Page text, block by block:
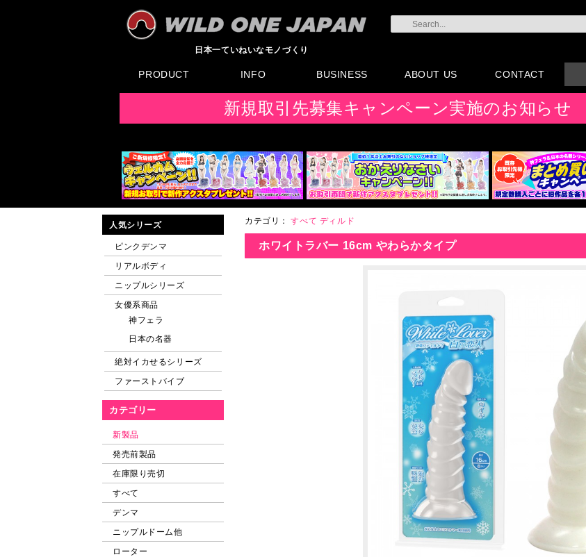
日本一ていねいなモノづくり
PRODUCT INFO
製品情報
お知らせ
イベント・展示会
メディア掲載
BUSINESS
会員登録
注文方法・卸売りにつ
いて
FAX注文書
カタログ
販促物配布
代理店契約について
ABOUT US
取り扱い店リスト
CONTACT
お問い合わせ
付属品販売(一般のお
客様向け)
アイディア募集
新規取引先募集キャンペーン実施のお知らせ
人気シリーズ
ピンクデンマ
リアルボディ
ニップルシリーズ
女優系商品
神フェラ
日本の名器
絶対イカせるシリーズ
ファーストバイブ
カテゴリー
新製品
発売前製品
在庫限り売切
すべて
デンマ
ニップルドーム他
ローター
カテゴリ：すべて ディルド
ホワイトラバー 16cm やわらかタイプ